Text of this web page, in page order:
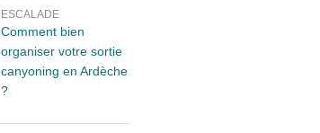
ESCALADE
Comment bien
organiser votre sortie
canyoning en Ardèche
?